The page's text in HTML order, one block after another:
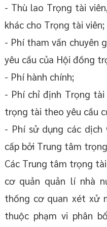
- Thù lao Trọng tài
khác cho Trọng tài viên;
- Phí tham vấn chuyên
yêu cầu của Hội đồng
- Phí hành chính;
- Phí chỉ định Trọng
trọng tài theo yêu cầu
- Phí sử dụng các dịch
cấp bởi Trung tâm
Các Trung tâm trọng
cơ quản quản lí nhà
thống cơ quan xét xử
thuộc phạm vi phân